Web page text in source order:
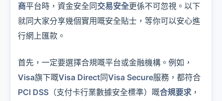
商平台時，資金安全同交易安全更係不可忽視。以下
就同大家分享幾個實用嘅安全貼士，等你可以安心進
行網上匯款。
首先，一定要選擇合規嘅平台或金融機構。例如，
Visa旗下嘅Visa Direct同Visa Secure服務，都符合
PCI DSS （支付卡行業數據安全標準）嘅合規要求 ，